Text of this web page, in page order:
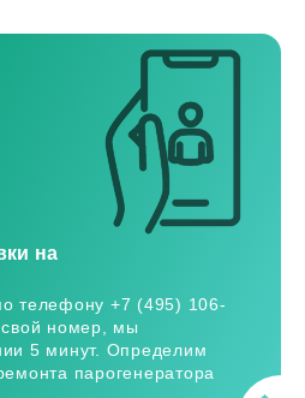
на
телефону +7 (495) 106-
свой номер, мы
5 минут. Определим
парогенератора